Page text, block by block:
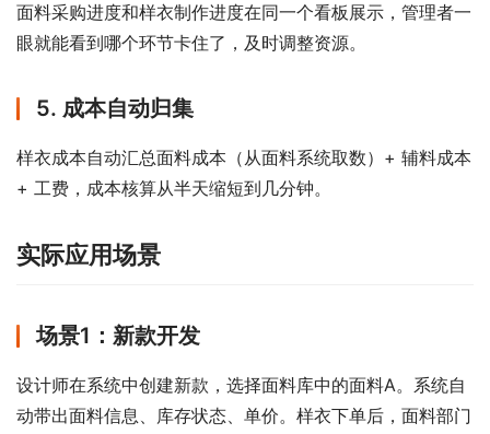
面料采购进度和样衣制作进度在同一个看板展示，管理者一
眼就能看到哪个环节卡住了，及时调整资源。
5. 成本自动归集
样衣成本自动汇总面料成本（从面料系统取数）+ 辅料成本
+ 工费，成本核算从半天缩短到几分钟。
实际应用场景
场景1：新款开发
设计师在系统中创建新款，选择面料库中的面料A。系统自
动带出面料信息、库存状态、单价。样衣下单后，面料部门